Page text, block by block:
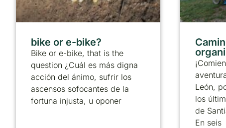
bike or e-bike?
Bike or e-bike, that is the
question ¿Cuál es más digna
acción del ánimo, sufrir los
ascensos sofocantes de la
fortuna injusta, u oponer
León,
los
de
En seis